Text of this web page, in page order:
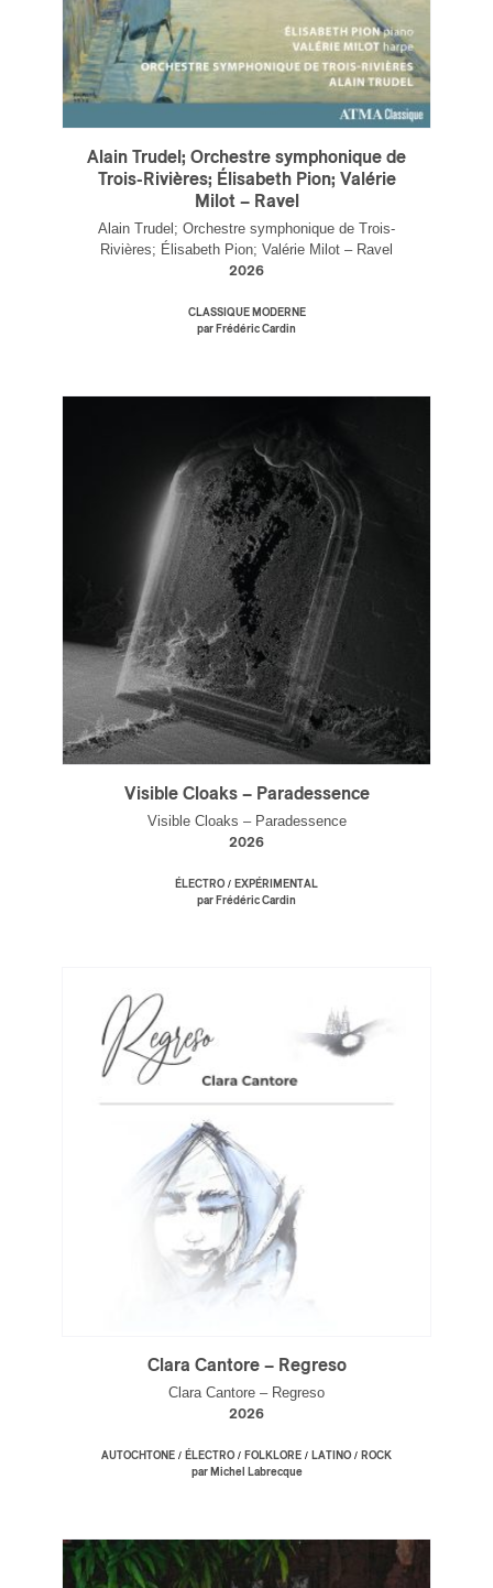
Alain Trudel; Orchestre symphonique de
Trois-Rivières; Élisabeth Pion; Valérie
Milot – Ravel
Alain Trudel; Orchestre symphonique de Trois-
Rivières; Élisabeth Pion; Valérie Milot – Ravel
2026
CLASSIQUE MODERNE
par Frédéric Cardin
Visible Cloaks – Paradessence
Visible Cloaks – Paradessence
2026
ÉLECTRO / EXPÉRIMENTAL
par Frédéric Cardin
Clara Cantore – Regreso
Clara Cantore – Regreso
2026
AUTOCHTONE / ÉLECTRO / FOLKLORE / LATINO / ROCK
par Michel Labrecque